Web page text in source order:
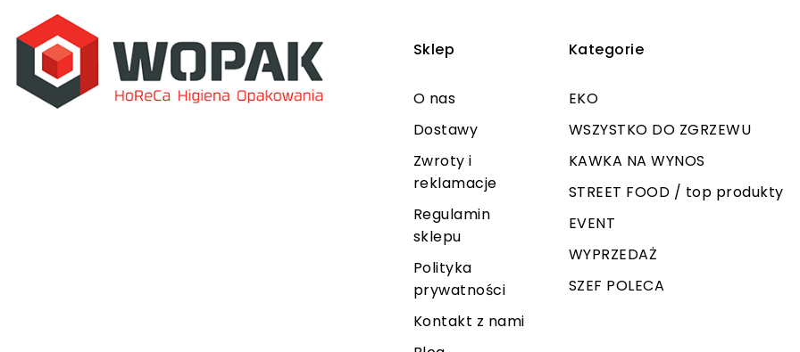
Sklep
O nas
Dostawy
Zwroty i
reklamacje
Regulamin
sklepu
Polityka
prywatności
Kontakt z nami
Kategorie
EKO
WSZYSTKO DO ZGRZEWU
KAWKA NA WYNOS
STREET FOOD / top produkty
EVENT
WYPRZEDAŻ
SZEF POLECA